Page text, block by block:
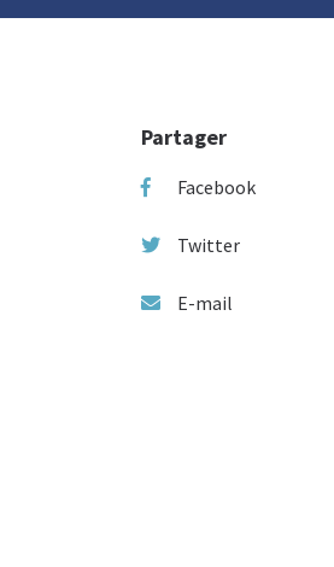
Partager
Facebook
Twitter
E-mail